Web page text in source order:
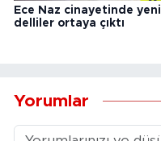
Ece Naz cinayetinde yeni
delliler ortaya çıktı
Yorumlar